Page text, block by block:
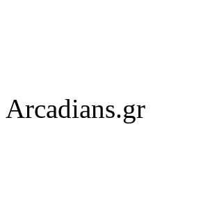
Arcadians.gr